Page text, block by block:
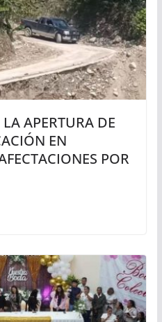
APERTURA DE
EN
POR